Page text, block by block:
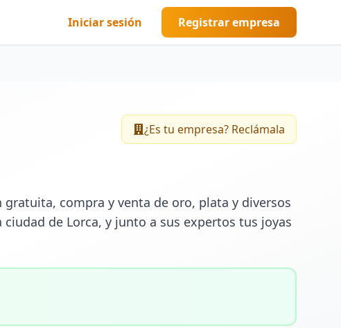
Iniciar sesión Registrar empresa
¿Es tu empresa? Reclámala
compra y venta de oro, plata y diversos
ciudad de Lorca, y junto a sus expertos tus joyas